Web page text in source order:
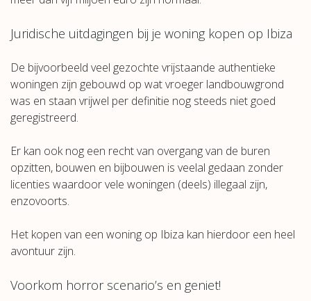
Juridische uitdagingen bij je woning kopen op Ibiza
De bijvoorbeeld veel gezochte vrijstaande authentieke
woningen zijn gebouwd op wat vroeger landbouwgrond
was en staan vrijwel per definitie nog steeds niet goed
geregistreerd.
Er kan ook nog een recht van overgang van de buren
opzitten, bouwen en bijbouwen is veelal gedaan zonder
licenties waardoor vele woningen (deels) illegaal zijn,
enzovoorts.
Het kopen van een woning op Ibiza kan hierdoor een heel
avontuur zijn.
Voorkom horror scenario’s en geniet!